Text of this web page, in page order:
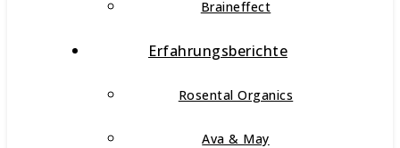
Braineffect
Erfahrungsberichte
Rosental Organics
Ava & May